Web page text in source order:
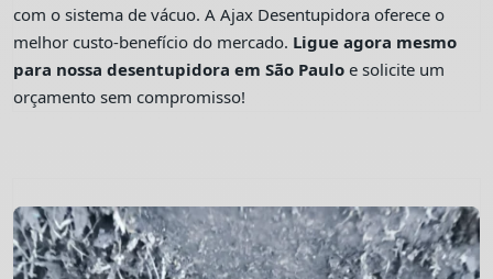
com o sistema de vácuo. A Ajax Desentupidora oferece o
melhor custo-benefício do mercado. Ligue agora mesmo
para nossa desentupidora em São Paulo e solicite um
orçamento sem compromisso!